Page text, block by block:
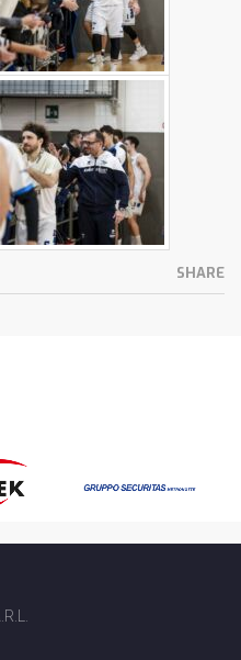
SHARE